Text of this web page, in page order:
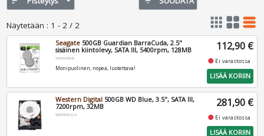
Näytetään : 1 - 2 / 2 apps grid_view table_rows
Seagate 500GB Guardian BarraCuda, 2.5"
sisäinen kiintolevy, SATA III, 5400rpm, 128MB
ST500LM030
Monipuolinen, nopea, luotettava!
112,90 €
fiber_manual_record Ei varastossa
LISÄÄ KORIIN
Western Digital 500GB WD Blue, 3.5", SATA III,
7200rpm, 32MB
WD5000AZLX
281,90 €
fiber_manual_record Ei varastossa
LISÄÄ KORIIN